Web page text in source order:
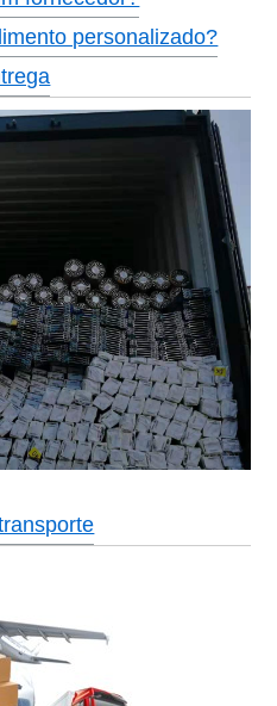
personalizado?